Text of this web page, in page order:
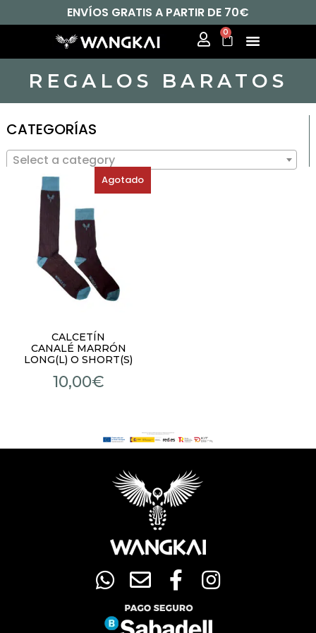
ENVÍOS GRATIS A PARTIR DE 70€
0
REGALOS BARATOS
CATEGORÍAS
Select a category
Agotado
CALCETÍN
CANALÉ MARRÓN
LONG(L) O SHORT(S)
10,00€